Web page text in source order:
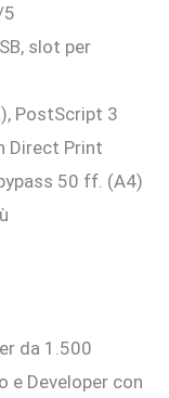
5
slot per
PostScript 3
Direct Print
50 ff. (A4)
da 1.500
e Developer con